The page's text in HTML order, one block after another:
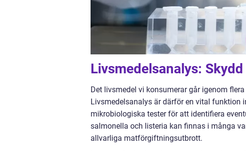
Livsmedelsanalys:
Det livsmedel vi konsumerar går igenom
Livsmedelsanalys är därför en vital funktion
mikrobiologiska tester för att identifiera
salmonella och listeria kan finnas i många
allvarliga matförgiftningsutbrott.